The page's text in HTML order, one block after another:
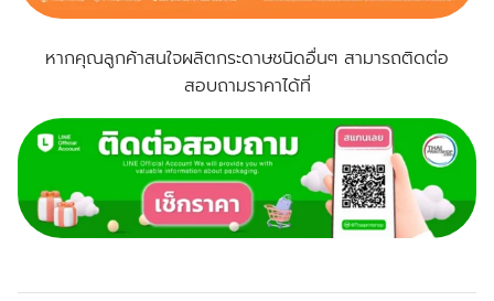
หากคุณลูกค้าสนใจผลิตกระดาษชนิดอื่นๆ สามารถติดต่อ
สอบถามราคาได้ที่